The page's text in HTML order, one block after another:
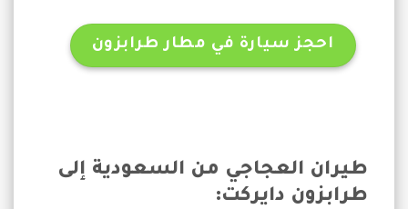
احجز سيارة في مطار طرابزون
طيران العجاجي من السعودية إلى
طرابزون دايركت: